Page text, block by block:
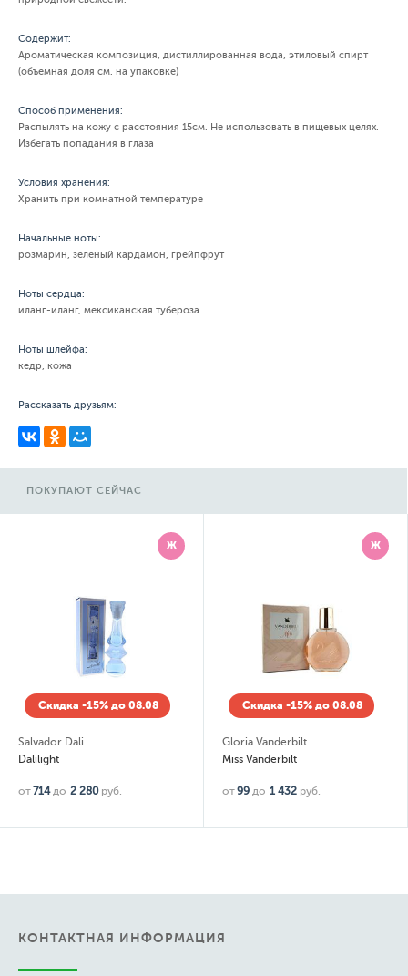
Содержит:
Ароматическая композиция, дистиллированная вода, этиловый спирт
(объемная доля см. на упаковке)
Способ применения:
Распылять на кожу с расстояния 15см. Не использовать в пищевых целях.
Избегать попадания в глаза
Условия хранения:
Хранить при комнатной температуре
Начальные ноты:
розмарин, зеленый кардамон, грейпфрут
Ноты сердца:
иланг-иланг, мексиканская тубероза
Ноты шлейфа:
кедр, кожа
Рассказать друзьям:
ПОКУПАЮТ СЕЙЧАС
Скидка -15% до 08.08
от99 до
Скидка -15% до
Lacoste
Lacoste Essential
от 148
КОНТАКТНАЯ ИНФОРМАЦИЯ